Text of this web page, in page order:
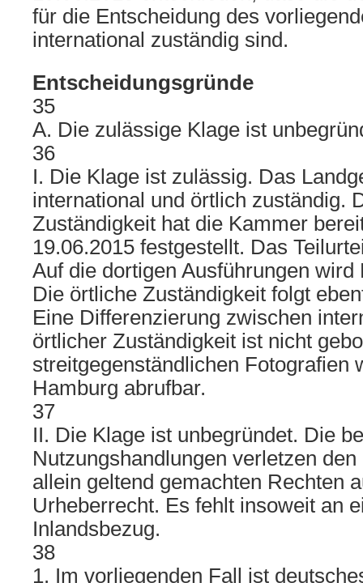
für die Entscheidung des
international zuständig sind.
Entscheidungsgründe
35
A. Die zulässige Klage ist
36
I. Die Klage ist zulässig. Das
international und örtlich zuständig.
Zuständigkeit hat die Kammer
19.06.2015 festgestellt. Das
Auf die dortigen Ausführungen wird
Die örtliche Zuständigkeit folgt
Eine Differenzierung zwischen
örtlicher Zuständigkeit ist nicht
streitgegenständlichen Fotografien
Hamburg abrufbar.
37
II. Die Klage ist unbegründet. Die
Nutzungshandlungen verletzen
allein geltend gemachten Rechten
Urheberrecht. Es fehlt insoweit an
Inlandsbezug.
38
1. Im vorliegenden Fall ist